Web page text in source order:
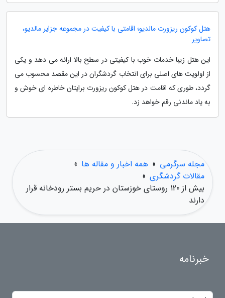
هتل کوکون ریزورت مالدیو؛ اقامتی با کیفیت در مجموعه جزایر مالدیو،
تصاویر
این هتل زیبا خدمات خوب با کیفیتی در سطح بالا ارائه می دهد و یکی
از اولویت های اصلی برای انتخاب گردشگران در این مقصد محسوب می
گردد، طوری که اقامت در هتل کوکون ریزورت برایتان خاطره ای خوش و
به یاد ماندنی رقم خواهد زد.
مجله سرگرمی » همه اخبار و مقاله ها »
مقالات گردشگری »
بیش از 120 روستای خوزستان در حریم بستر رودخانه قرار
دارند
خبرنامه